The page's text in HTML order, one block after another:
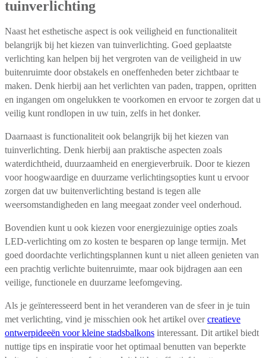
tuinverlichting
Naast het esthetische aspect is ook veiligheid en functionaliteit
belangrijk bij het kiezen van tuinverlichting. Goed geplaatste
verlichting kan helpen bij het vergroten van de veiligheid in uw
buitenruimte door obstakels en oneffenheden beter zichtbaar te
maken. Denk hierbij aan het verlichten van paden, trappen, opritten
en ingangen om ongelukken te voorkomen en ervoor te zorgen dat u
veilig kunt rondlopen in uw tuin, zelfs in het donker.
Daarnaast is functionaliteit ook belangrijk bij het kiezen van
tuinverlichting. Denk hierbij aan praktische aspecten zoals
waterdichtheid, duurzaamheid en energieverbruik. Door te kiezen
voor hoogwaardige en duurzame verlichtingsopties kunt u ervoor
zorgen dat uw buitenverlichting bestand is tegen alle
weersomstandigheden en lang meegaat zonder veel onderhoud.
Bovendien kunt u ook kiezen voor energiezuinige opties zoals
LED-verlichting om zo kosten te besparen op lange termijn. Met
goed doordachte verlichtingsplannen kunt u niet alleen genieten van
een prachtig verlichte buitenruimte, maar ook bijdragen aan een
veilige, functionele en duurzame leefomgeving.
Als je geïnteresseerd bent in het veranderen van de sfeer in je tuin
met verlichting, vind je misschien ook het artikel overcreatieve
ontwerpideeën voor kleine stadsbalkons interessant. Dit artikel biedt
nuttige tips en inspiratie voor het optimaal benutten van beperkte